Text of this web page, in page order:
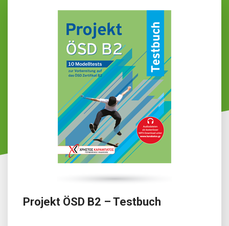
Projekt ÖSD B2 – Testbuch